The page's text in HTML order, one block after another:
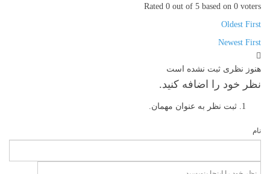
Rated 0 out of 5 based on 0 voters
Oldest First
Newest First
هنوز نظری ثبت نشده است
نظر خود را اضافه کنید.
ثبت نظر به عنوان مهمان.
نام